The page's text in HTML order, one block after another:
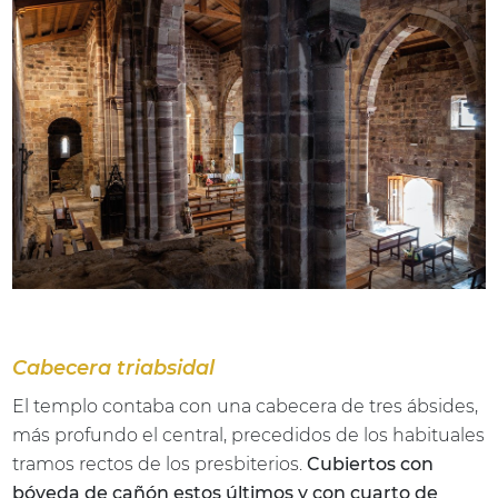
Cabecera triabsidal
El templo contaba con una cabecera de tres ábsides,
más profundo el central, precedidos de los habituales
tramos rectos de los presbiterios.Cubiertos con
bóveda de cañón estos últimos y con cuarto de